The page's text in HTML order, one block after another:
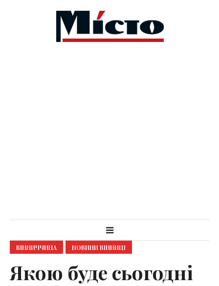
ВІННИЧЧИНА НОВИНИ ВІННИЦІ
Якою буде сьогодні